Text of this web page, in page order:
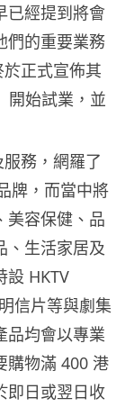
已經提到將會
們的重要業務
正式宣佈其
開始試業，並
務，網羅了
牌，而當中將
美容保健、品
、生活家居及
設 HKTV
信片等與劇集
品均會以專業
購物滿 400 港
即日或翌日收